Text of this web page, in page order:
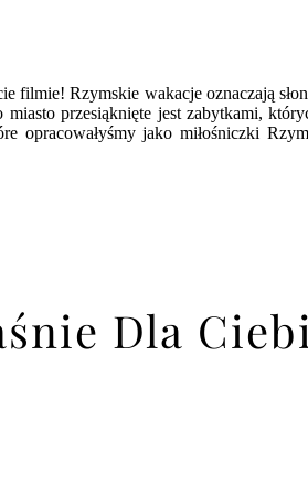
Rzymskie wakacje oznaczają
przesiąknięte jest zabytkami,
jako miłośniczki
Dla